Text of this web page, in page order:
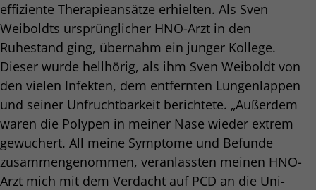
effiziente Therapieansätze erhielten. Als Sven
Weiboldts ursprünglicher HNO-Arzt in den
Ruhestand ging, übernahm ein junger Kollege.
Dieser wurde hellhörig, als ihm Sven Weiboldt von
den vielen Infekten, dem entfernten Lungenlappen
und seiner Unfruchtbarkeit berichtete. „Außerdem
waren die Polypen in meiner Nase wieder extrem
gewuchert. All meine Symptome und Befunde
zusammengenommen, veranlassten meinen HNO-
Arzt mich mit dem Verdacht auf PCD an die Uni-